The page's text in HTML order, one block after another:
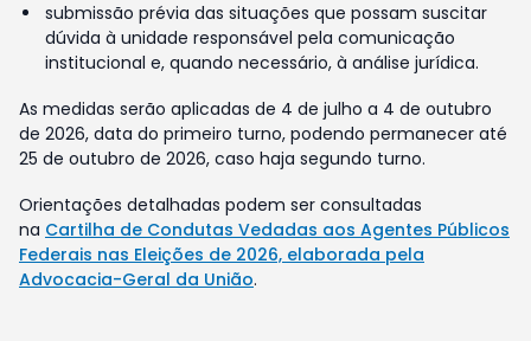
submissão prévia das situações que possam suscitar
dúvida à unidade responsável pela comunicação
institucional e, quando necessário, à análise jurídica.
As medidas serão aplicadas de 4 de julho a 4 de outubro
de 2026, data do primeiro turno, podendo permanecer até
25 de outubro de 2026, caso haja segundo turno.
Orientações detalhadas podem ser consultadas
na Cartilha de Condutas Vedadas aos Agentes Públicos
Federais nas Eleições de 2026, elaborada pela
Advocacia-Geral da União.